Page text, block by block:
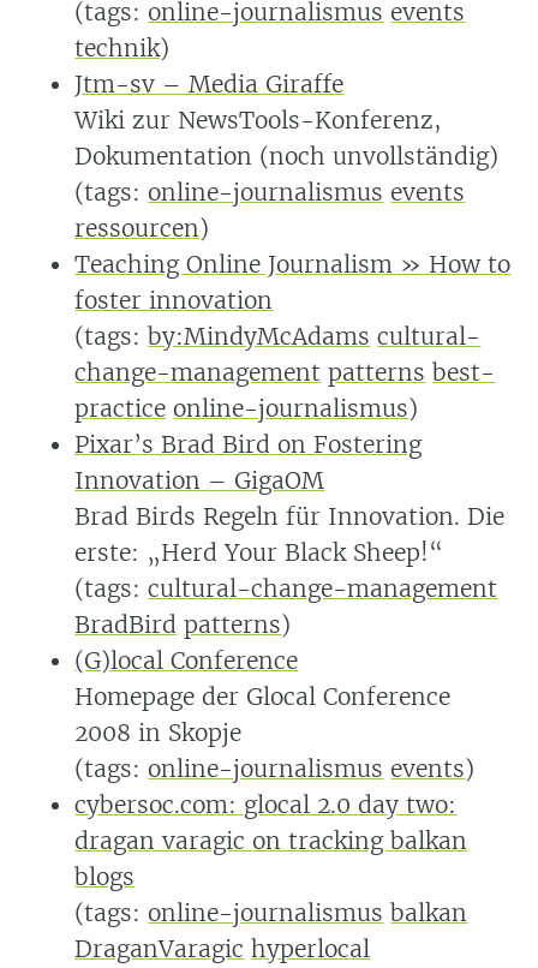
(tags: online-journalismus events
technik)
Jtm-sv – Media Giraffe
Wiki zur NewsTools-Konferenz,
Dokumentation (noch unvollständig)
(tags: online-journalismus events
ressourcen)
Teaching Online Journalism » How to
foster innovation
(tags:by:MindyMcAdams cultural-
change-management patterns best-
practice online-journalismus)
Pixar’s Brad Bird on Fostering
Innovation – GigaOM
Brad Birds Regeln für Innovation. Die
erste: „Herd Your Black Sheep!“
(tags:cultural-change-management
BradBird patterns)
(G)local Conference
Homepage der Glocal Conference
2008 in Skopje
(tags: online-journalismus events)
cybersoc.com: glocal 2.0 day two:
dragan varagic on tracking balkan
blogs
(tags: online-journalismus balkan
DraganVaragic hyperlocal